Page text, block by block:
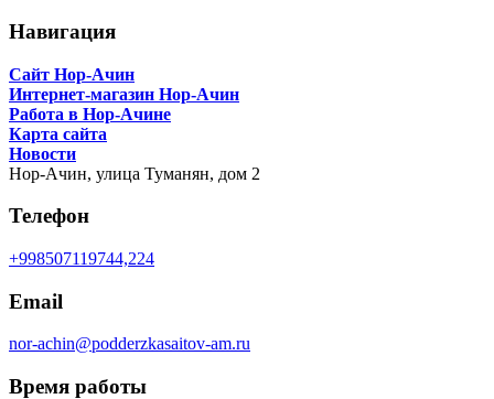
Навигация
Сайт Нор-Ачин
Интернет-магазин Нор-Ачин
Работа в Нор-Ачине
Карта сайта
Новости
Нор-Ачин, улица Туманян, дом 2
Телефон
+998507119744,224
Email
nor-achin@podderzkasaitov-am.ru
Время работы